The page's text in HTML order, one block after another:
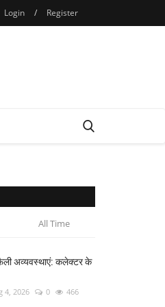
Login / Register
All Time
फैली अव्यवस्थाएं: कलेक्टर के
4, 2026 0 466